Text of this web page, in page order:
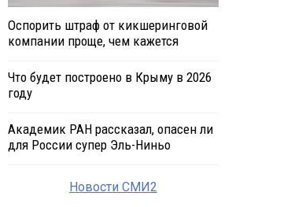
Оспорить штраф от кикшеринговой
компании проще, чем кажется
Что будет построено в Крыму в 2026
году
Академик РАН рассказал, опасен ли
для России супер Эль-Ниньо
Новости СМИ2